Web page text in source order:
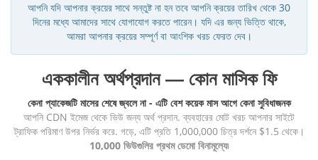
আপনি যদি আপনার ক্রয়ের সাথে সন্তুষ্ট না হন তবে আপনি ক্রয়ের তারিখ থেকে 30
দিনের মধ্যে আমাদের সাথে যোগাযোগ করতে পারেন। যদি এর জন্য ভিত্তি থাকে,
আমরা আপনার ক্রয়ের সম্পূর্ণ বা আংশিক খরচ ফেরত দেব।
এককালীন অর্থপ্রদান — কোন মাসিক ফি
কেনা প্যাকেজটি মাসের শেষে জ্বলে না - এটি বেশ কয়েক মাস আগে কেনা সুবিধাজনক
আপনি CDN ইমেজ থেকে ভিউ জন্য অর্থ প্রদান. ব্যবহারের মোট খরচ আপনার সাইটে
ট্রাফিক পরিমাণ উপর নির্ভর করে. গড়ে, এটি প্রতি 1,000,000 চিত্র দর্শনে $1.5 থেকে।
10,000 ভিউগুলির প্রথম ডেমো বিনামূল্যে৷